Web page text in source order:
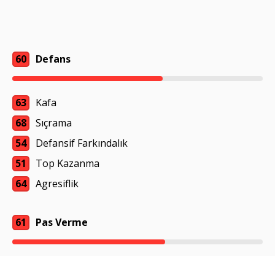
60 Defans
63
Kafa
68
Sıçrama
54
Defansif Farkındalık
51
Top Kazanma
64
Agresiflik
61 Pas Verme